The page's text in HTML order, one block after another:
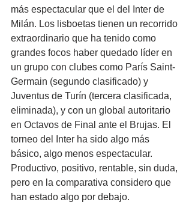
más espectacular que el del Inter de
Milán. Los lisboetas tienen un recorrido
extraordinario que ha tenido como
grandes focos haber quedado líder en
un grupo con clubes como París Saint-
Germain (segundo clasificado) y
Juventus de Turín (tercera clasificada,
eliminada), y con un global autoritario
en Octavos de Final ante el Brujas. El
torneo del Inter ha sido algo más
básico, algo menos espectacular.
Productivo, positivo, rentable, sin duda,
pero en la comparativa considero que
han estado algo por debajo.